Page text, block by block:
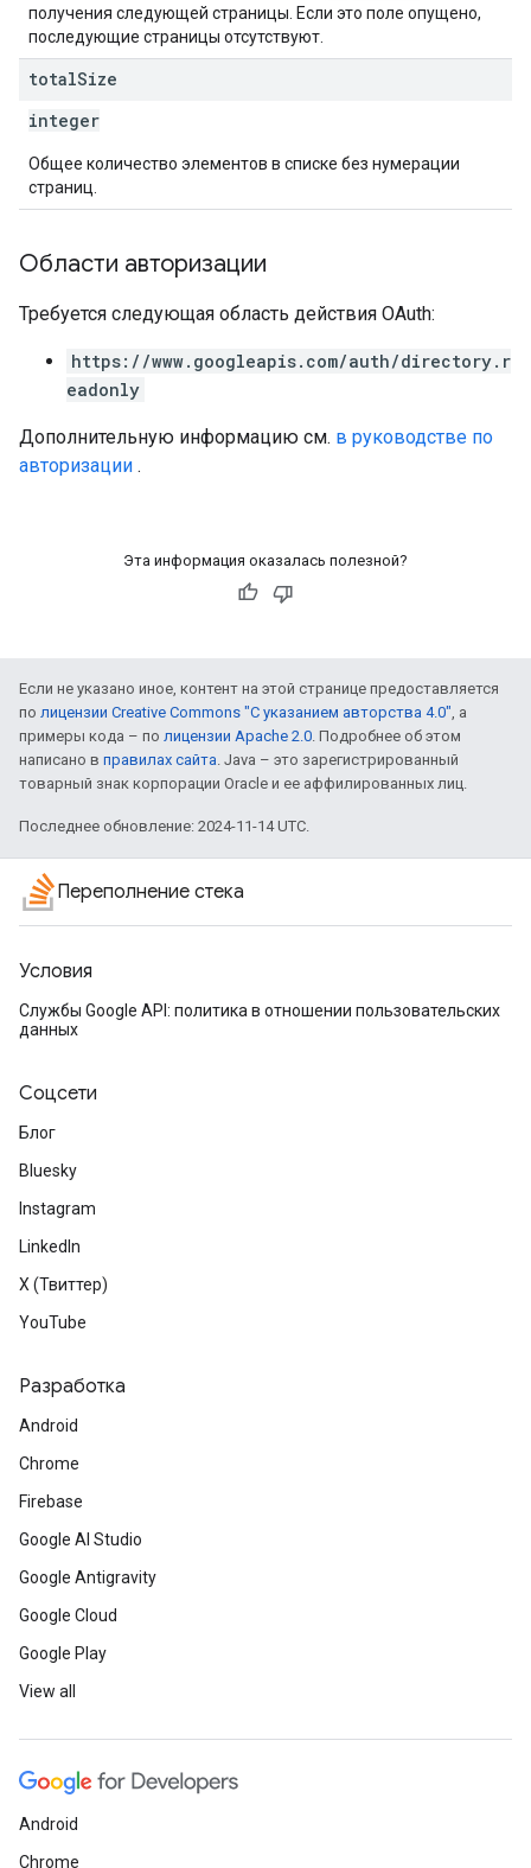
получения следующей страницы. Если это поле опущено,
последующие страницы отсутствуют.
totalSize
integer
Общее количество элементов в списке без нумерации
страниц.
Области авторизации
Требуется следующая область действия OAuth:
https://www.googleapis.com/auth/directory.r
eadonly
Дополнительную информацию см. в руководстве по
авторизации .
Эта информация оказалась полезной?
Если не указано иное, контент на этой странице предоставляется
по лицензии Creative Commons "С указанием авторства 4.0", а
примеры кода – по лицензии Apache 2.0. Подробнее об этом
написано в правилах сайта. Java – это зарегистрированный
товарный знак корпорации Oracle и ее аффилированных лиц.
Последнее обновление: 2024-11-14 UTC.
Переполнение стека
Условия
Службы Google API: политика в отношении пользовательских
данных
Соцсети
Блог
Bluesky
Instagram
LinkedIn
X (Твиттер)
YouTube
Разработка
Android
Chrome
Firebase
Google AI Studio
Google Antigravity
Google Cloud
Google Play
View all
Android
Chrome